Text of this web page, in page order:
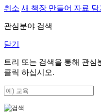
취소 새 책장 만들어 자료 담
관심분야 검색
닫기
트리 또는 검색을 통해 관심
클릭 하십시오.